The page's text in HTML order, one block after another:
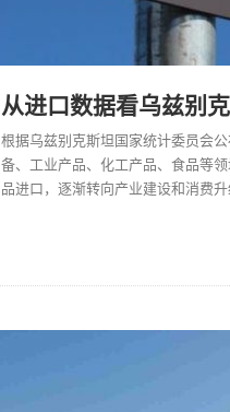
从进口数据看乌兹别
根据乌兹别克斯坦国家统计委员会
备、工业产品、化工产品、食品等
品进口，逐渐转向产业建设和消费升